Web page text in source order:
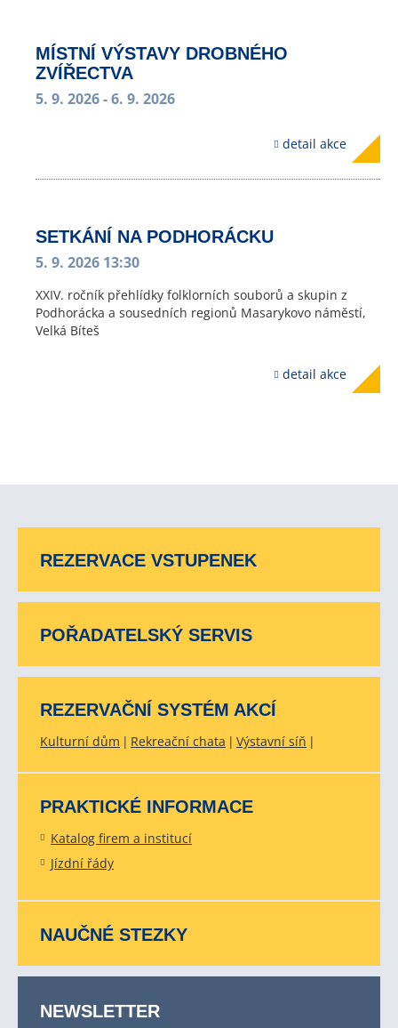
MÍSTNÍ VÝSTAVY DROBNÉHO
ZVÍŘECTVA
5. 9. 2026- 6. 9. 2026
detail akce
SETKÁNÍ NA PODHORÁCKU
5. 9. 2026 13:30
XXIV. ročník přehlídky folklorních souborů a skupin z
Podhorácka a sousedních regionů Masarykovo náměstí,
Velká Bíteš
detail akce
REZERVACE VSTUPENEK
POŘADATELSKÝ SERVIS
REZERVAČNÍ SYSTÉM AKCÍ
Kulturní dům Rekreační chata Výstavní síň
PRAKTICKÉ INFORMACE
Katalog firem a institucí
Jízdní řády
NAUČNÉ STEZKY
NEWSLETTER